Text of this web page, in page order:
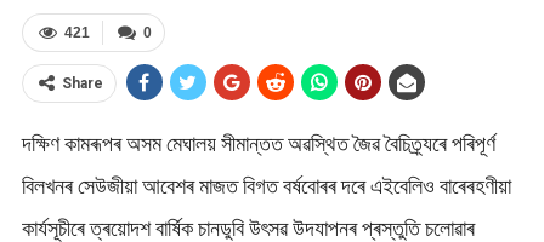
0
421
Share
দক্ষিণ কামৰূপৰ অসম মেঘালয় সীমান্তত অৱস্থিত জৈৱ বৈচিত্ৰ্যৰে পৰিপূৰ্ণ
বিলখনৰ সেউজীয়া আবেশৰ মাজত বিগত বৰ্ষবোৰৰ দৰে এইবেলিও বাৰেৰহণীয়া
কাৰ্যসূচীৰে ত্ৰয়োদশ বাৰ্ষিক চানডুবি উৎসৱ উদযাপনৰ প্ৰস্তুতি চলোৱাৰ